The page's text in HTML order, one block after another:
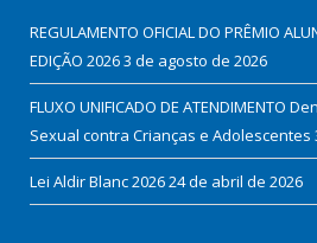
REGULAMENTO OFICIAL DO PRÊMIO
EDIÇÃO 20263 de agosto de 2026
FLUXO UNIFICADO DE ATENDIMENTO
Sexual contra Crianças e Adolescentes
Lei Aldir Blanc 202624 de abril de 2026